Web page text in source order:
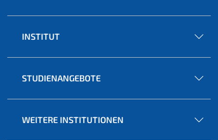
INSTITUT
STUDIENANGEBOTE
WEITERE INSTITUTIONEN